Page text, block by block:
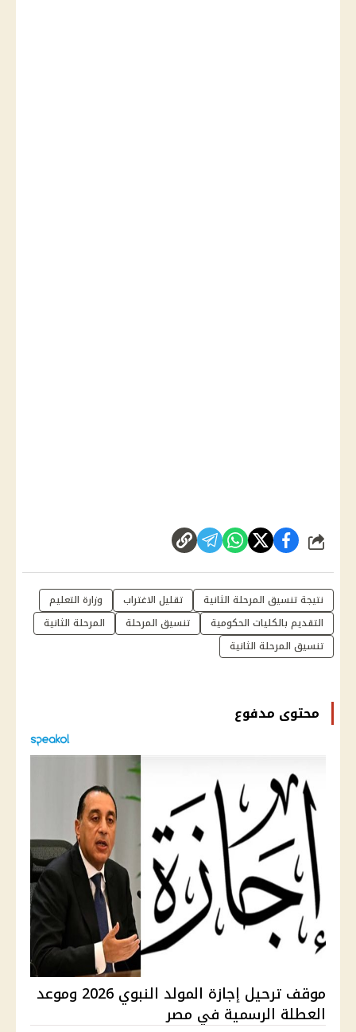
شارك
نتيجة تنسيق المرحلة الثانية تقليل الاغتراب
وزارة التعليم
التقديم بالكليات الحكومية
تنسيق المرحلة
المرحلة الثانية
تنسيق المرحلة الثانية
محتوى مدفوع
موقف ترحيل إجازة المولد النبوي 2026 وموعد
العطلة الرسمية في مصر